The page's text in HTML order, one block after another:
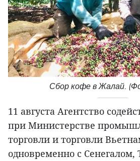
Сбор кофе в Жалай.
11 августа Агентство
при Министерстве
торговли и торговли
одновременно с